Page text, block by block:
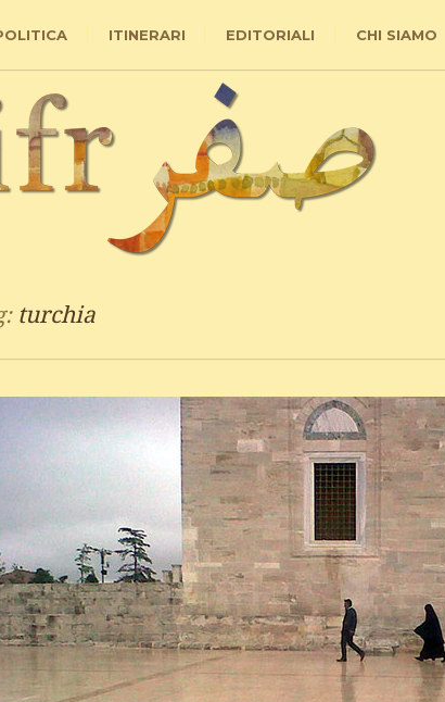
ITINERARI EDITORIALI CHI SIAMO
turchia